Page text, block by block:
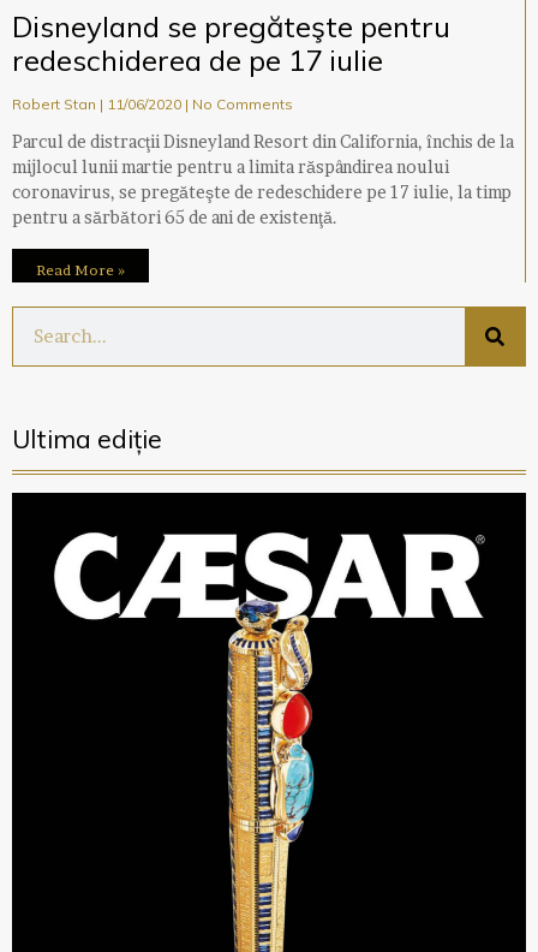
Disneyland se pregăteşte pentru
redeschiderea de pe 17 iulie
Robert Stan 11/06/2020 No Comments
Parcul de distracţii Disneyland Resort din California, închis de la
mijlocul lunii martie pentru a limita răspândirea noului
coronavirus, se pregăteşte de redeschidere pe 17 iulie, la timp
pentru a sărbători 65 de ani de existenţă.
Read More »
Ultima ediție